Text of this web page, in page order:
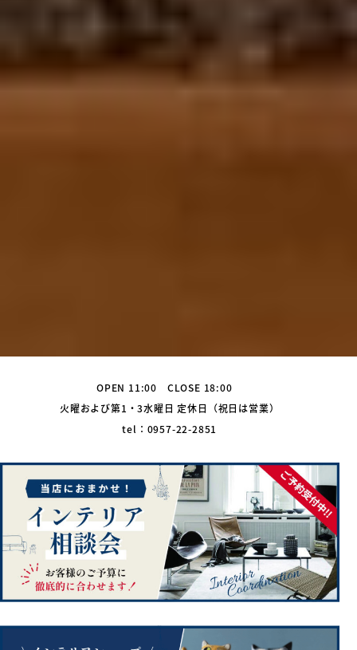
OPEN 11:00 CLOSE 18:00
火曜および第1・3水曜日 定休日（祝日は営業）
tel：0957-22-2851